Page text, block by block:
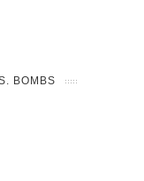
BOMBS